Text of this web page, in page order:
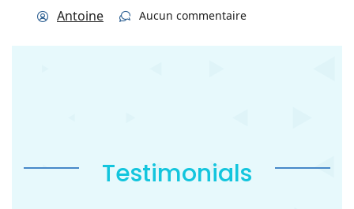
Antoine Aucun commentaire
Testimonials